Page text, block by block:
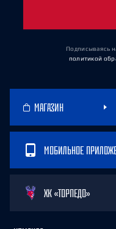
Подписываясь
политикой
МАГАЗИН
МОБИЛЬНОЕ
ХК «ТОРПЕДО»